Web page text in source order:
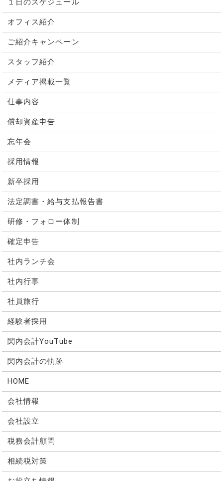
１日のスケジュール
オフィス紹介
ご紹介キャンペーン
スタッフ紹介
メディア掲載一覧
仕事内容
償却資産申告
忘年会
採用情報
新卒採用
法定調書・給与支払報告書
研修・フォロー体制
確定申告
社内ランチ会
社内行事
社員旅行
経験者採用
関内会計YouTube
関内会計の軌跡
HOME
会社情報
会社設立
税務会計顧問
相続税対策